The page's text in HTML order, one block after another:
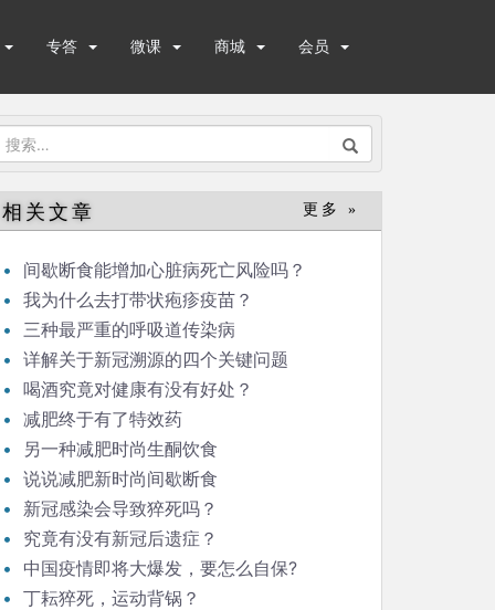
专答 微课 商城 会员
搜
：
相关文章 更多 »
间歇断食能增加心脏病死亡风险吗？
我为什么去打带状疱疹疫苗？
三种最严重的呼吸道传染病
详解关于新冠溯源的四个关键问题
喝酒究竟对健康有没有好处？
减肥终于有了特效药
另一种减肥时尚生酮饮食
说说减肥新时尚间歇断食
新冠感染会导致猝死吗？
究竟有没有新冠后遗症？
中国疫情即将大爆发，要怎么自保?
丁耘猝死，运动背锅？